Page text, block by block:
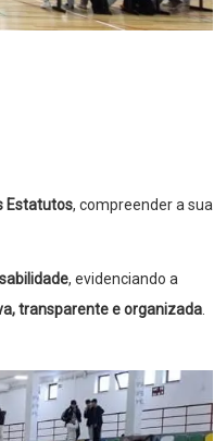
Estatutos, compreender a sua
, evidenciando a
transparente e organizada.